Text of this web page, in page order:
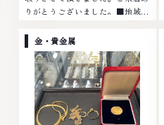
りがとうございました。■地域買
モンド ブランド品 ブランド衣類
お酒買取りのことなら、お任せく
ださいなかでも金・プラチナ等の
アクセサリー・貴金属・宝石・ダ
イヤモンド・ジュエリーや ブラ
ンド品・時計等は特に自信を持っ
て、高額査定を実現しておりま
金・貴金属